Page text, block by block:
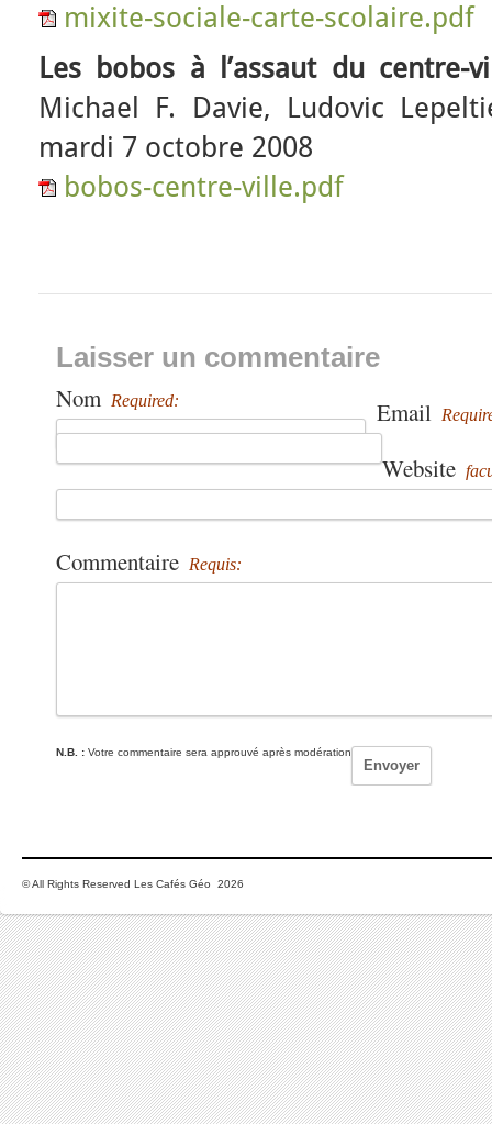
mixite-sociale-carte-scolaire.pdf
Les bobos à l’assaut du centre-
Michael F. Davie, Ludovic
mardi 7 octobre 2008
bobos-centre-ville.pdf
Laisser un commentaire
Nom Required: Email
Website
Commentaire Requis:
N.B. : Votre commentaire sera approuvé après modération
© All Rights Reserved Les Cafés Géo 2026